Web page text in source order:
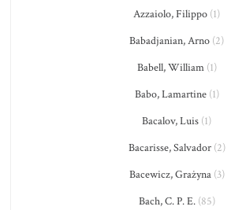
Azzaiolo, Filippo (1)
Babadjanian, Arno (2)
Babell, William(1)
Babo, Lamartine(1)
Bacalov, Luis (1)
Bacarisse, Salvador(2)
Bacewicz, Grażyna(3)
Bach, C. P. E.(85)